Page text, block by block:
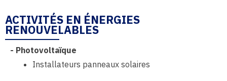
ACTIVITÉS EN ÉNERGIES
RENOUVELABLES
- Photovoltaïque
Installateurs panneaux solaires